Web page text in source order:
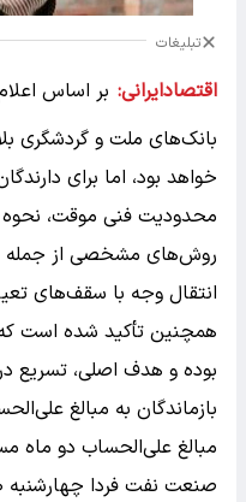
تبلیغات
اقتصادایرانی: بر اساس
بانک‌های ملت و گردشگری
خواهد بود، اما برای
محدودیت فنی موقت، نحوه
روش‌های مشخصی از جمله
انتقال وجه با سقف‌های
همچنین تأکید شده است
بوده و هدف اصلی، تسریع
بازماندگان به مبالغ
مبالغ علی‌الحساب دو ماه